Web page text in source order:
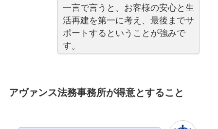
一言で言うと、お客様の安心と生
活再建を第一に考え、最後までサ
ポートするということが強みで
す。
アヴァンス法務事務所が得意とすること